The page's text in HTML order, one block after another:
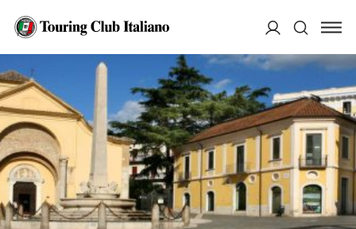
Cerca
HOME
LA STRUTTURA VOLONTARIA
CAMPANIA